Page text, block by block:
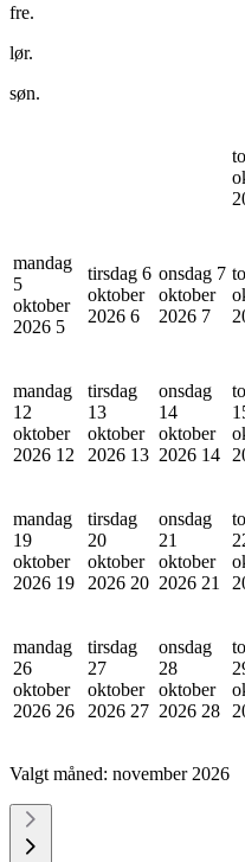
fre.
lør.
søn.
mandag
5
oktober
2026 5
tirsdag 6
oktober
2026 6
onsdag 7
oktober
2026 7
mandag
12
oktober
2026 12
tirsdag
13
oktober
2026 13
onsdag
14
oktober
2026 14
mandag
19
oktober
2026 19
tirsdag
20
oktober
2026 20
onsdag
21
oktober
2026 21
mandag
26
oktober
2026 26
tirsdag
27
oktober
2026 27
onsdag
28
oktober
2026 28
Valgt måned: november 2026